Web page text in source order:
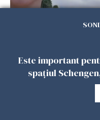
Ce a pățit o
dezbateri aprinse
25 IULIE 2026
Este important
spațiul